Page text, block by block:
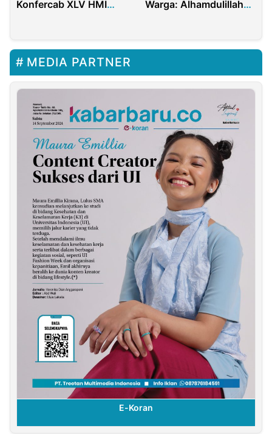
Konfercab XLV HMI
Warga: Alhamdulillah
MEDIA PARTNER
E-Koran